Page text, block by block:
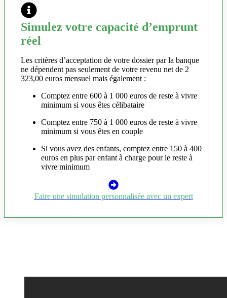
Simulez votre capacité d’emprunt
réel
Les critères d’acceptation de votre dossier par la banque
ne dépendent pas seulement de votre revenu net de 2
323,00 euros mensuel mais également :
Comptez entre 600 à 1 000 euros de reste à vivre
minimum si vous êtes célibataire
Comptez entre 750 à 1 000 euros de reste à vivre
minimum si vous êtes en couple
Si vous avez des enfants, comptez entre 150 à 400
euros en plus par enfant à charge pour le reste à
vivre minimum
Faire une simulation personnalisée avec un expert